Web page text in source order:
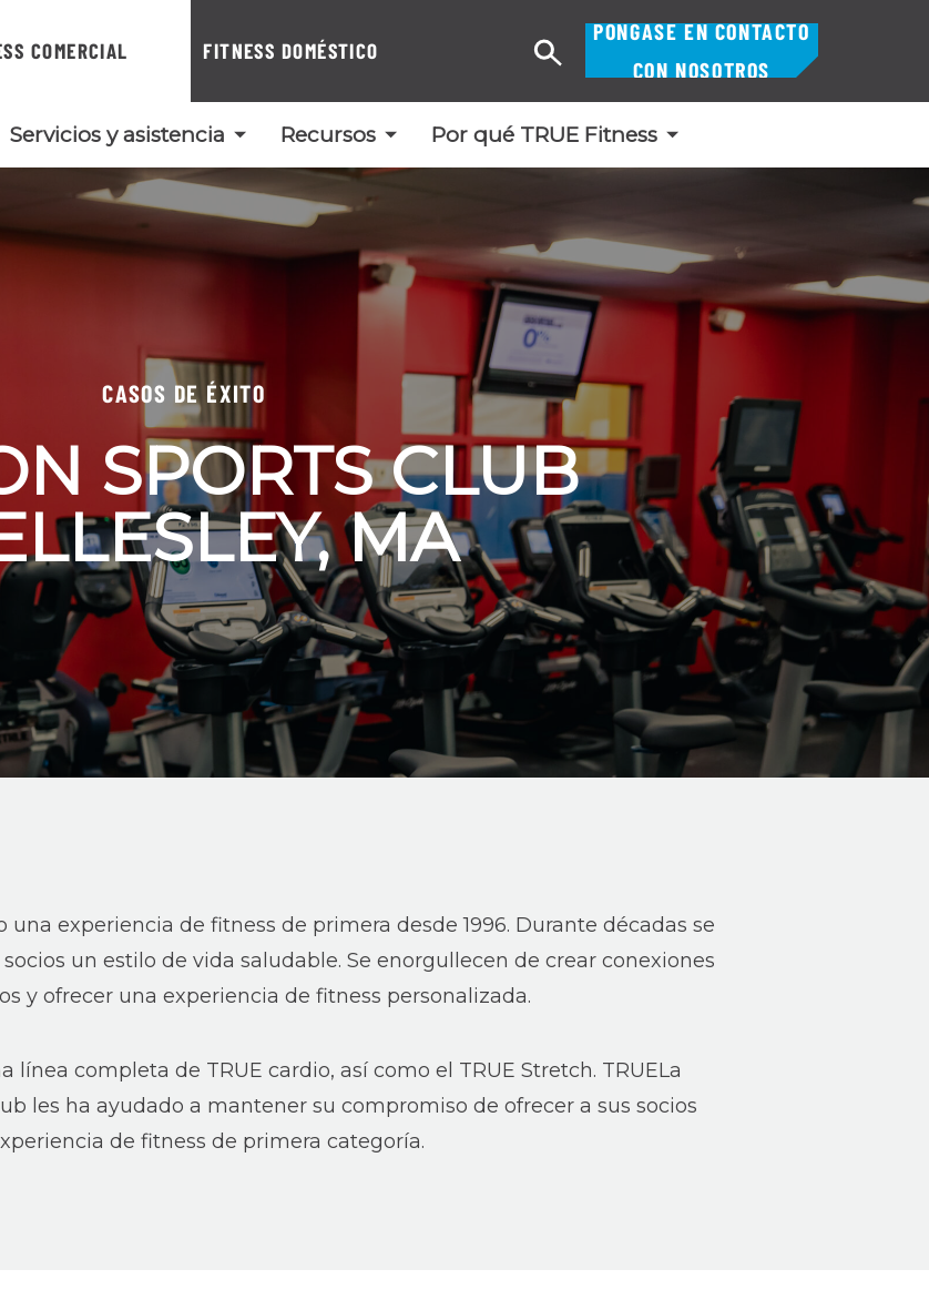
COMERCIAL FITNESS DOMÉSTICO
Servicios y asistencia Recursos Por qué TRUE Fitness
PÓNGASE EN CONTACTO
CON NOSOTROS
Buscar
CASOS DE ÉXITO
SPORTS CLUB
MA
experiencia de fitness de primera desde 1996. Durante décadas se
un estilo de vida saludable. Se enorgullecen de crear conexiones
y ofrecer una experiencia de fitness personalizada.
línea completa de TRUE cardio, así como el TRUE Stretch. TRUELa
les ha ayudado a mantener su compromiso de ofrecer a sus socios
de fitness de primera categoría.